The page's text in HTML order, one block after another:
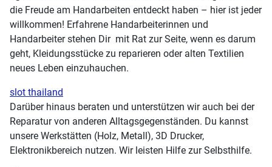
die Freude am Handarbeiten entdeckt haben – hier ist jeder
willkommen! Erfahrene Handarbeiterinnen und
Handarbeiter stehen Dir mit Rat zur Seite, wenn es darum
geht, Kleidungsstücke zu reparieren oder alten Textilien
neues Leben einzuhauchen.
slot thailand
Darüber hinaus beraten und unterstützen wir auch bei der
Reparatur von anderen Alltagsgegenständen. Du kannst
unsere Werkstätten (Holz, Metall), 3D Drucker,
Elektronikbereich nutzen. Wir leisten Hilfe zur Selbsthilfe.